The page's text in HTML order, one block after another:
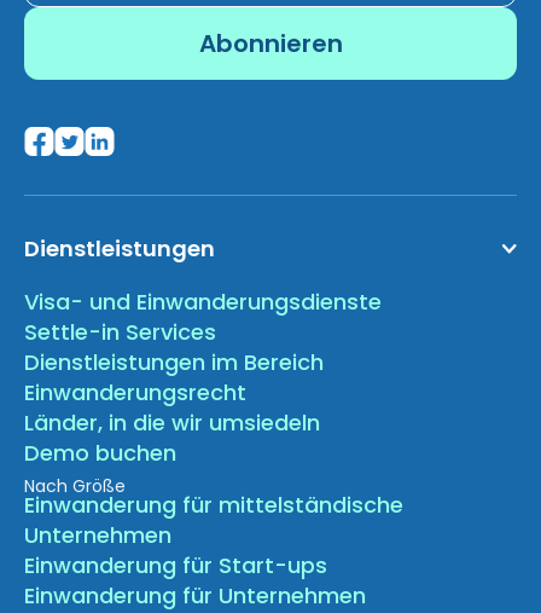
Dienstleistungen
Visa- und Einwanderungsdienste
Settle-in Services
Dienstleistungen im Bereich
Einwanderungsrecht
Länder, in die wir umsiedeln
Demo buchen
Nach Größe
Einwanderung für mittelständische
Unternehmen
Einwanderung für Start-ups
Einwanderung für Unternehmen